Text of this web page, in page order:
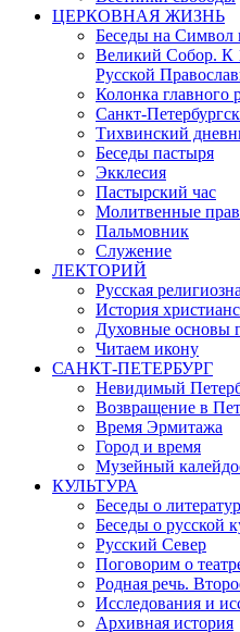
ЦЕРКОВНАЯ ЖИЗНЬ
Беседы на Символ
Великий Собор. К
Русской
Колонка главного
Санкт-
Тихвинский
Беседы пастыря
Экклесия
Пастырский час
Молитвенные
Пальмовник
Служение
ЛЕКТОРИЙ
Русская
История
Духовные основы
Читаем икону
САНКТ-ПЕТЕРБУРГ
Невидимый
Возвращение в
Время Эрмитажа
Город и время
Музейный
КУЛЬТУРА
Беседы о
Беседы о русской
Русский Север
Поговорим о
Родная речь.
Исследования и
Архивная история